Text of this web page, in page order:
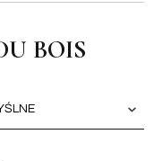
BOIS